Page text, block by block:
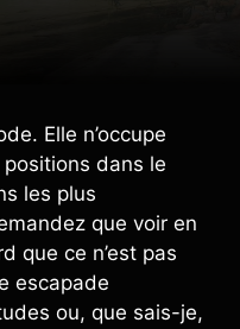
Elle n’occupe
dans le
les plus
que voir en
que ce n’est pas
escapade
ou, que sais-je,